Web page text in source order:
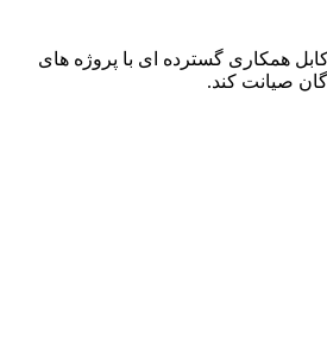
بهترین قیمت سیم و کابل همکاری گسترده ای با پروژه های
صیانت کند.